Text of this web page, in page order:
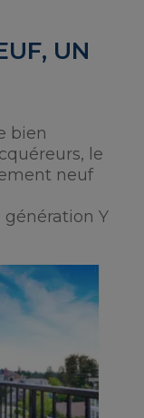
UN
bien
le
neuf
Y